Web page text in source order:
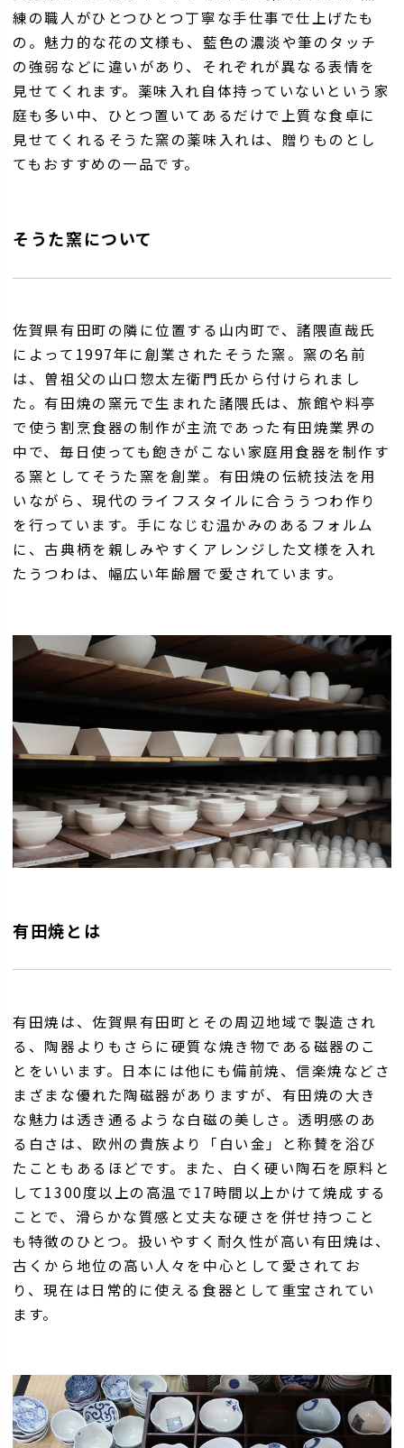
練の職人がひとつひとつ丁寧な手仕事で仕上げたも
の。魅力的な花の文様も、藍色の濃淡や筆のタッチ
の強弱などに違いがあり、それぞれが異なる表情を
見せてくれます。薬味入れ自体持っていないという家
庭も多い中、ひとつ置いてあるだけで上質な食卓に
見せてくれるそうた窯の薬味入れは、贈りものとし
てもおすすめの一品です。
そうた窯について
佐賀県有田町の隣に位置する山内町で、諸隈直哉氏
によって1997年に創業されたそうた窯。窯の名前
は、曽祖父の山口惣太左衛門氏から付けられまし
た。有田焼の窯元で生まれた諸隈氏は、旅館や料亭
で使う割烹食器の制作が主流であった有田焼業界の
中で、毎日使っても飽きがこない家庭用食器を制作す
る窯としてそうた窯を創業。有田焼の伝統技法を用
いながら、現代のライフスタイルに合ううつわ作り
を行っています。手になじむ温かみのあるフォルム
に、古典柄を親しみやすくアレンジした文様を入れ
たうつわは、幅広い年齢層で愛されています。
有田焼とは
有田焼は、佐賀県有田町とその周辺地域で製造され
る、陶器よりもさらに硬質な焼き物である磁器のこ
とをいいます。日本には他にも備前焼、信楽焼などさ
まざまな優れた陶磁器がありますが、有田焼の大き
な魅力は透き通るような白磁の美しさ。透明感のあ
る白さは、欧州の貴族より「白い金」と称賛を浴び
たこともあるほどです。また、白く硬い陶石を原料と
して1300度以上の高温で17時間以上かけて焼成する
ことで、滑らかな質感と丈夫な硬さを併せ持つこと
も特徴のひとつ。扱いやすく耐久性が高い有田焼は、
古くから地位の高い人々を中心として愛されてお
り、現在は日常的に使える食器として重宝されてい
ます。